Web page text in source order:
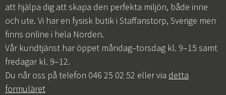
att hjälpa dig att skapa den perfekta miljön, både inne
och ute. Vi har en fysisk butik i Staffanstorp, Sverige men
finns online i hela Norden.
Vår kundtjänst har öppet måndag–torsdag kl. 9–15 samt
fredagar kl. 9–12.
Du når oss på telefon 046 25 02 52 eller via detta
formuläret